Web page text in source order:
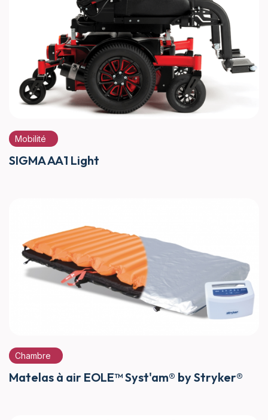
Mobilité
SIGMA AA1 Light
Chambre
Matelas à air EOLE™ Syst'am® by Stryker®